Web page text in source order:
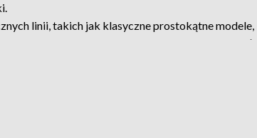
linii, takich jak klasyczne prostokątne modele,
lekkie konstrukcje z acetatu oraz wyraziste kształty
Niezależnie od tego, czy wybierasz elegancki